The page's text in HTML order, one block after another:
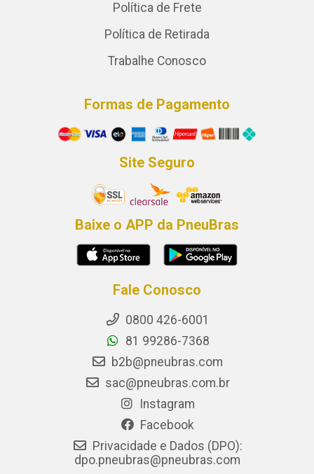
Política de Frete
Política de Retirada
Trabalhe Conosco
Formas de Pagamento
Site Seguro
Baixe o APP da PneuBras
Fale Conosco
0800 426-6001
81 99286-7368
b2b@pneubras.com
sac@pneubras.com.br
Instagram
Facebook
Privacidade e Dados (DPO):
dpo.pneubras@pneubras.com